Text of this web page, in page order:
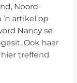
Noord-
artikel op
Nancy se
Ook haar
hier treffend